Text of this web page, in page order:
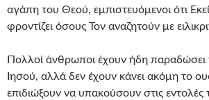
αγάπη του Θεού, εμπιστευόμενοι ότι
φροντίζει όσους Τον αναζητούν με
Πολλοί άνθρωποι έχουν ήδη παραδώσει
Ιησού, αλλά δεν έχουν κάνει ακόμη το
επιδιώξουν να υπακούσουν στις